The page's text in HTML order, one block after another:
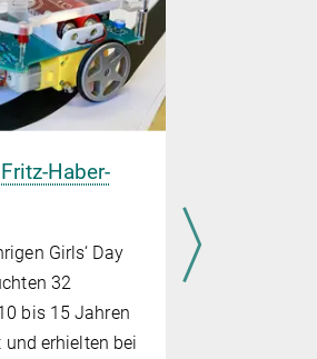
Haber-
Girls‘ Day
32
bis 15 Jahren
erhielten bei